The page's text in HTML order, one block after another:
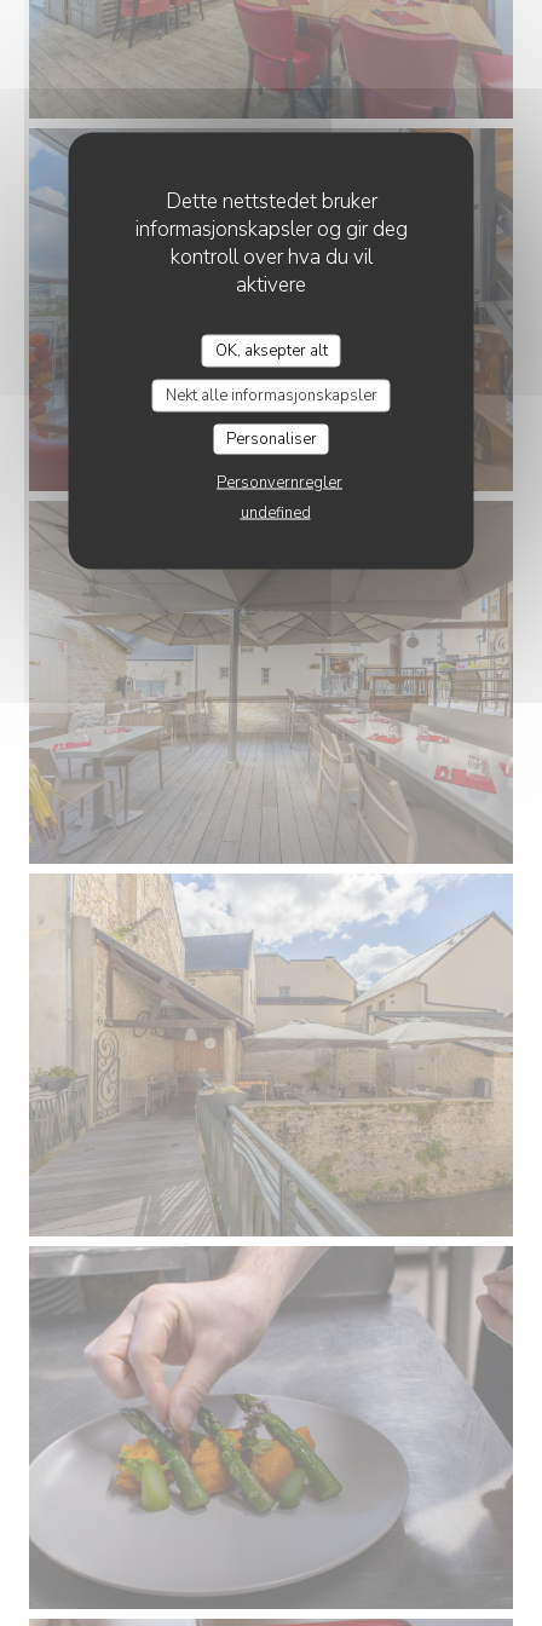
Dette nettstedet bruker
informasjonskapsler og gir deg
kontroll over hva du vil
aktivere
OK, aksepter alt
Nekt alle informasjonskapsler
Personaliser
Personvernregler
undefined
LE VOLET QUI PENCHE